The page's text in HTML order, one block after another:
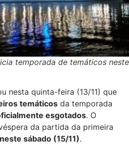
temporada de temáticos neste
nesta quinta-feira (13/11) que
temáticos da temporada
esgotados. O
da partida da primeira
sábado (15/11).